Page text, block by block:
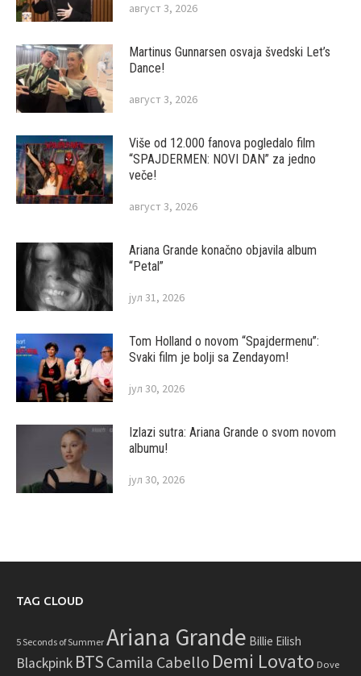
август 3, 2026
Martinus Gunnarsen osvaja švedski Let’s
Dance!
август 3, 2026
Više od 12.000 fanova pogledalo film
“SPAJDERMEN: NOVI DAN” za jedno
veče!
август 3, 2026
Ariana Grande konačno objavila album
“Petal”
јул 31, 2026
Tom Holland o novom “Spajdermenu”:
Svaki film je bolji sa Zendayom!
јул 30, 2026
Izlazi sutra: Ariana Grande o svom novom
albumu!
јул 30, 2026
TAG CLOUD
5 Seconds of Summer Ariana Grande Billie Eilish
Blackpink BTS Camila Cabello Demi Lovato Dove